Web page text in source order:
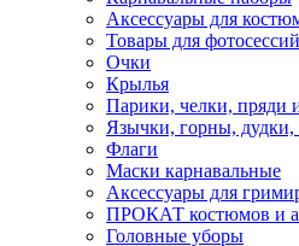
Аксессуары для
Товары для фотосессий
Очки
Крылья
Парики, челки, пряди
Язычки, горны, дудки,
Флаги
Маски карнавальные
Аксессуары для
ПРОКАТ костюмов и
Головные уборы